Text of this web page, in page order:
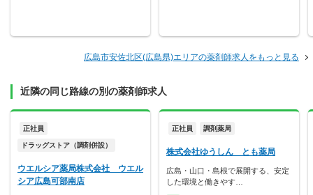
広島市安佐北区(広島県)エリアの薬剤師求人をもっと見る
近隣の同じ路線の別の薬剤師求人
正社員
ドラッグストア（調剤併設）
ウエルシア薬局株式会社 ウエル
シア広島可部南店
正社員 調剤薬局
株式会社ゆうしん とも薬局
広島・山口・島根で展開する、安定
した環境と働きやす…